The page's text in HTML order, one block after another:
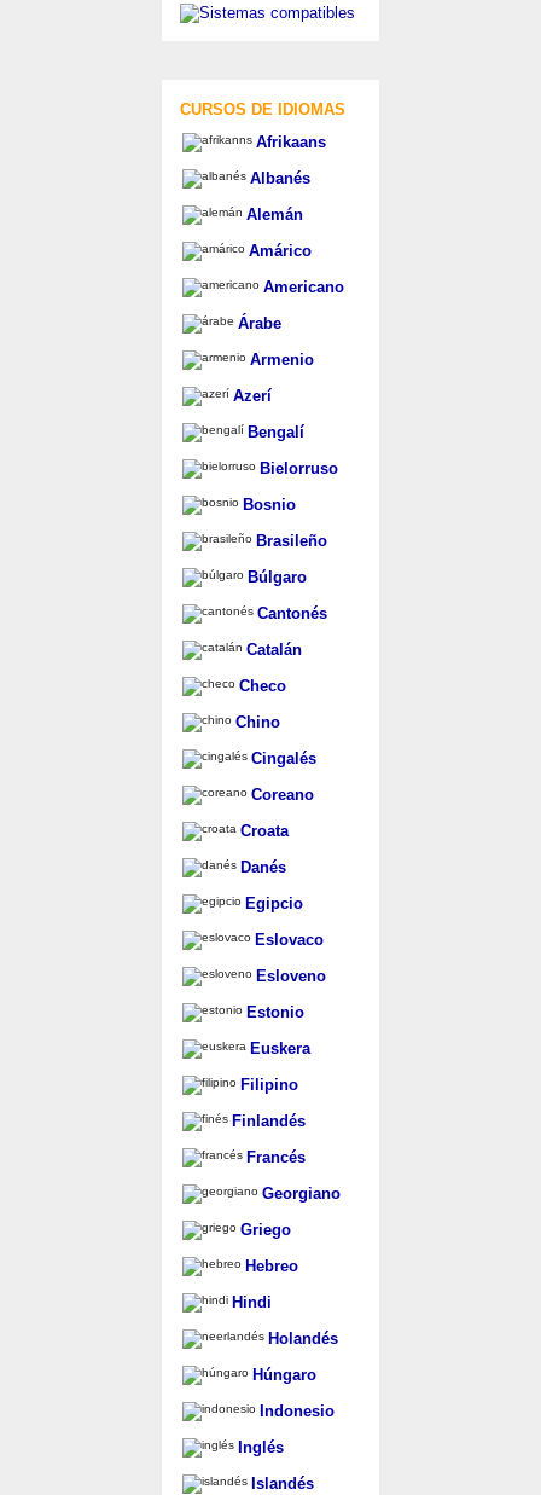
CURSOS DE IDIOMAS
Afrikaans
Albanés
Alemán
Amárico
Americano
Árabe
Armenio
Azerí
Bengalí
Bielorruso
Bosnio
Brasileño
Búlgaro
Cantonés
Catalán
Checo
Chino
Cingalés
Coreano
Croata
Danés
Egipcio
Eslovaco
Esloveno
Estonio
Euskera
Filipino
Finlandés
Francés
Georgiano
Griego
Hebreo
Hindi
Holandés
Húngaro
Indonesio
Inglés
Islandés